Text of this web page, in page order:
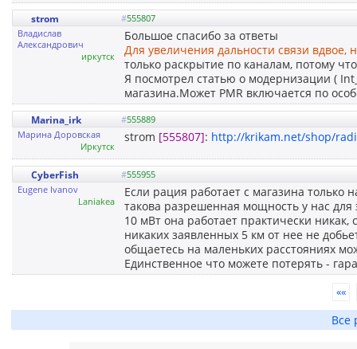
strom #555807
Владислав
Александрович
иркутск
Большое спасибо за ответы
Для увеличения дальности связи
только раскрытие по каналам, потому
Я посмотрел статью о модернизации (
магазина.Может PMR включается по
Marina_irk #555889
Марина Доровская
Иркутск
strom [555807]: http://krikam.net/shop/
CyberFish #555955
Eugene Ivanov
Laniakea
Если рация работает с магазина только
такова разрешенная мощность у нас
10 мВт она работает практически никак,
никаких заявленных 5 км от нее не
общаетесь на маленьких расстояниях
Единственное что можете потерять -
««
Все